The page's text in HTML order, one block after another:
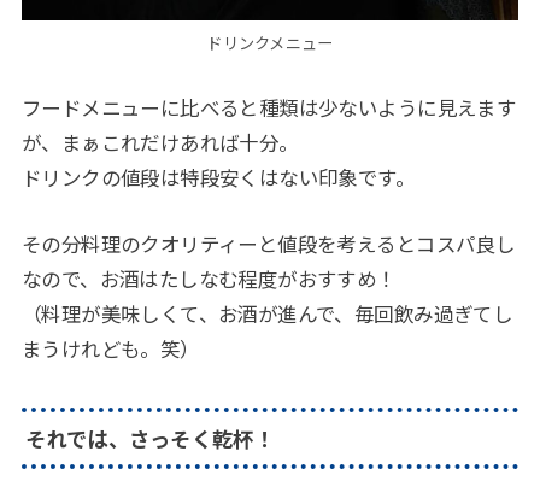
ドリンクメニュー
フードメニューに比べると種類は少ないように見えます
が、まぁこれだけあれば十分。
ドリンクの値段は特段安くはない印象です。
その分料理のクオリティーと値段を考えるとコスパ良し
なので、お酒はたしなむ程度がおすすめ！
（料理が美味しくて、お酒が進んで、毎回飲み過ぎてし
まうけれども。笑）
それでは、さっそく乾杯！